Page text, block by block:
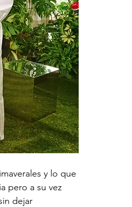
y lo que
pero a su vez
dejar